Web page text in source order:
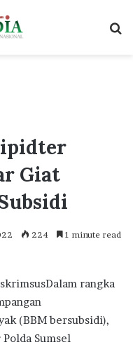
Giat
224 1 minute read
rangka
(BBM bersubsidi),
Sumsel